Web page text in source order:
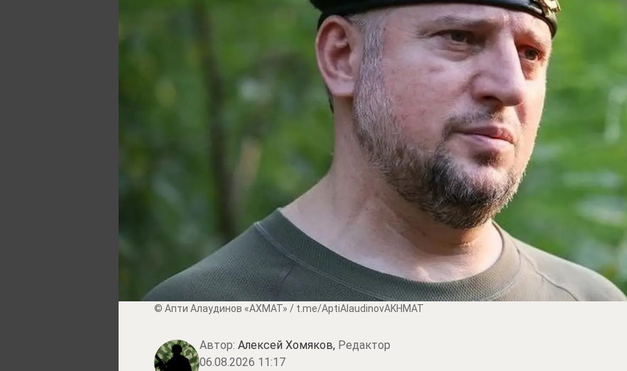
© Апти Алаудинов «АХМАТ» / t.me/AptiAlaudinovAKHMAT
Автор: Алексей Хомяков, Редактор
06.08.2026 11:17